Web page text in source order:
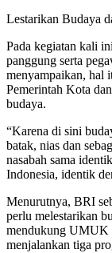
Lestarikan Budaya
Pada kegiatan kali
panggung serta
menyampaikan, hal
Pemerintah Kota
budaya.
“Karena di sini
batak, nias dan
nasabah sama
Indonesia, identik
Menurutnya, BRI
perlu melestarikan
mendukung UMUK
menjalankan tiga